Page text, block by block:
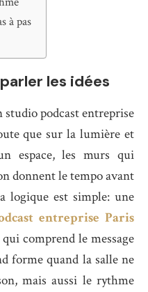
à pas
les idées
studio podcast entreprise
que sur la lumière et
espace, les murs qui
donnent le tempo avant
logique est simple: une
entreprise Paris
comprend le message
forme quand la salle ne
mais aussi le rythme